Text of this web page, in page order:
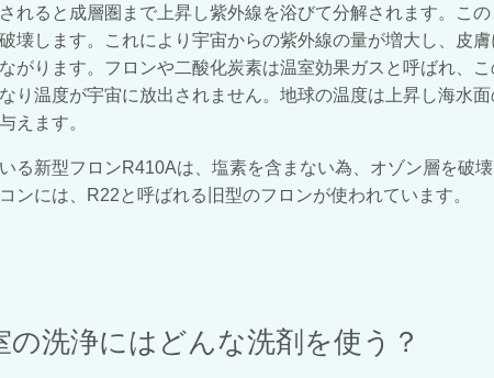
れると成層圏まで上昇し紫外線を浴びて分解されます。こ
壊します。これにより宇宙からの紫外線の量が増大し、皮膚
がります。フロンや二酸化炭素は温室効果ガスと呼ばれ、
り温度が宇宙に放出されません。地球の温度は上昇し海水
えます。
る新型フロンR410Aは、塩素を含まない為、オゾン層を破
ンには、R22と呼ばれる旧型のフロンが使われています。
の洗浄にはどんな洗剤を使う？